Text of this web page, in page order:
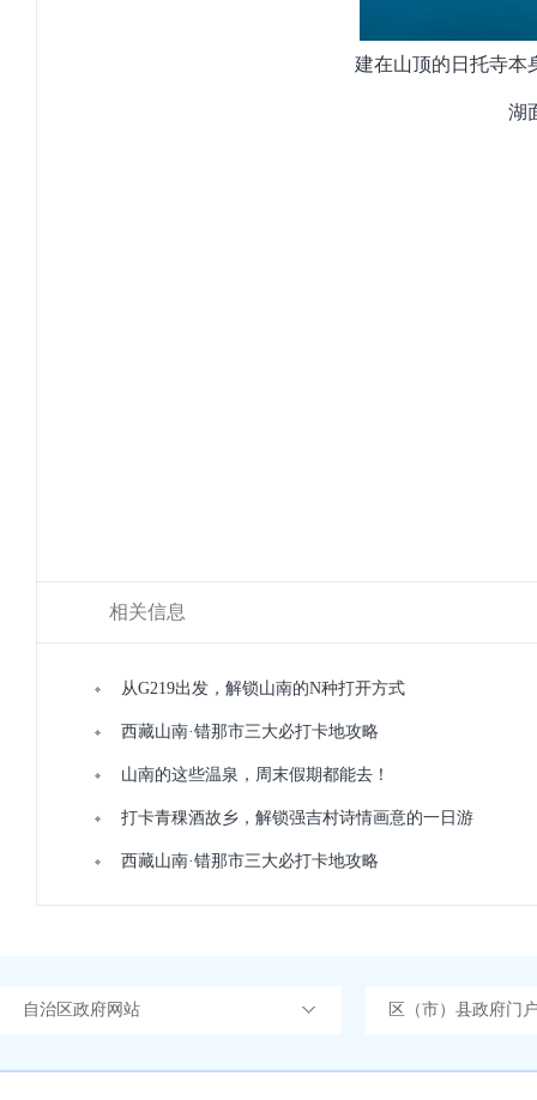
建在山顶的日托寺本
湖
相关信息
从G219出发，解锁山南的N种打开方式
西藏山南·错那市三大必打卡地攻略
山南的这些温泉，周末假期都能去！
打卡青稞酒故乡，解锁强吉村诗情画意的一日游
西藏山南·错那市三大必打卡地攻略
自治区政府网站 区（市）县政府门